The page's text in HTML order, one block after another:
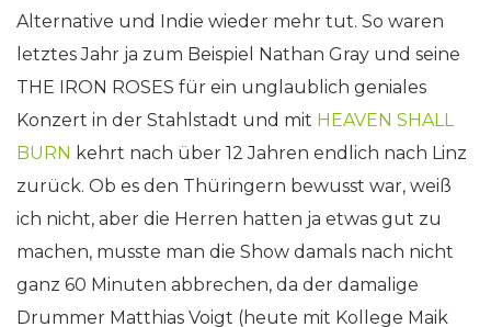
Alternative und Indie wieder mehr tut. So waren
letztes Jahr ja zum Beispiel Nathan Gray und seine
THE IRON ROSES für ein unglaublich geniales
Konzert in der Stahlstadt und mit HEAVEN SHALL
BURN kehrt nach über 12 Jahren endlich nach Linz
zurück. Ob es den Thüringern bewusst war, weiß
ich nicht, aber die Herren hatten ja etwas gut zu
machen, musste man die Show damals nach nicht
ganz 60 Minuten abbrechen, da der damalige
Drummer Matthias Voigt (heute mit Kollege Maik